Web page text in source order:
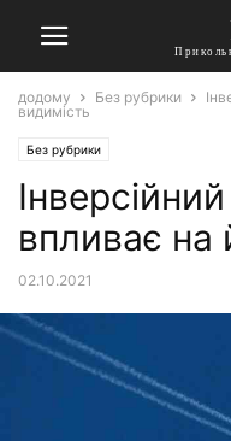
додому Без рубрики
видимість
Без рубрики
впливає на
02.10.2021